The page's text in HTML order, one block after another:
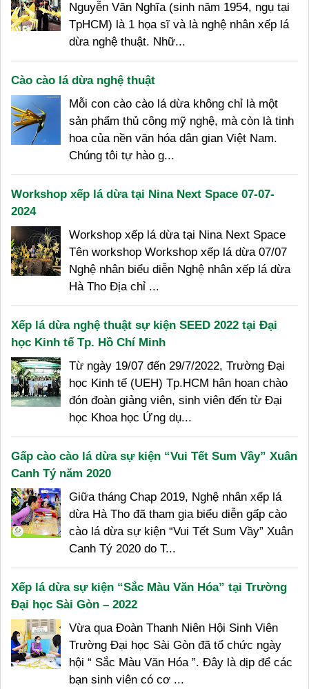
Nguyễn Văn Nghĩa (sinh năm 1954, ngụ tại
TpHCM) là 1 họa sĩ và là nghệ nhân xếp lá
dừa nghệ thuật. Nhữ...
Cào cào lá dừa nghệ thuật
Mỗi con cào cào lá dừa không chỉ là một
sản phẩm thủ công mỹ nghệ, mà còn là tinh
hoa của nền văn hóa dân gian Việt Nam.
Chúng tôi tự hào g...
Workshop xếp lá dừa tại Nina Next Space 07-07-
2024
Workshop xếp lá dừa tại Nina Next Space
Tên workshop Workshop xếp lá dừa 07/07
Nghệ nhân biểu diễn Nghệ nhân xếp lá dừa
Hà Tho Địa chỉ ...
Xếp lá dừa nghệ thuật sự kiện SEED 2022 tại Đại
học Kinh tế Tp. Hồ Chí Minh
Từ ngày 19/07 đến 29/7/2022, Trường Đại
học Kinh tế (UEH) Tp.HCM hân hoan chào
đón đoàn giảng viên, sinh viên đến từ Đại
học Khoa học Ứng dụ...
Gấp cào cào lá dừa sự kiện “Vui Tết Sum Vầy” Xuân
Canh Tý năm 2020
Giữa tháng Chạp 2019, Nghệ nhân xếp lá
dừa Hà Tho đã tham gia biểu diễn gấp cào
cào lá dừa sự kiện “Vui Tết Sum Vầy” Xuân
Canh Tý 2020 do T...
Xếp lá dừa sự kiện “Sắc Màu Văn Hóa” tại Trường
Đại học Sài Gòn – 2022
Vừa qua Đoàn Thanh Niên Hội Sinh Viên
Trường Đại học Sài Gòn đã tổ chức ngày
hội “ Sắc Màu Văn Hóa ”. Đây là dịp để các
bạn sinh viên có cơ ...